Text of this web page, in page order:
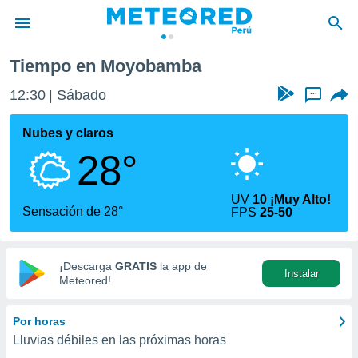
de
ha sido
calidad.
a este
las
y
digital
basada
Tiempo en Moyobamba
12:30 Sábado ...
Nubes y claros
28°
Sensación de 28°
UV 10 ¡Muy Alto!
FPS25-50
¡Descarga GRATIS la app de
Meteored!
Instalar
Por horas
Lluvias débiles en las próximas horas